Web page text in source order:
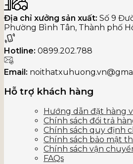
Địa chỉ xưởng sản xuất: Số 9
Phường Bình Tân, Thành phố
Hotline: 0899.202.788
Email:
Hỗ trợ khách hàng
Hướng dẫn đặt hàng
Chính sách đổi trả
Chính sách quy định
Chính sách bảo mật
Chính sách vận
FAQs